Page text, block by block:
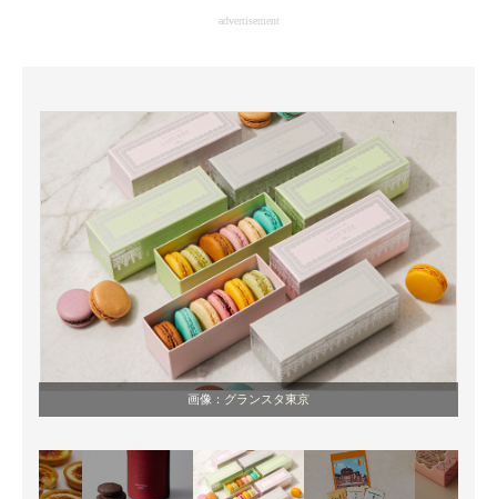
advertisement
画像： グランスタ東京